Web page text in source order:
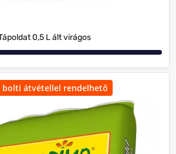
0,5 L ált virágos
bolti átvétellel rendelhető